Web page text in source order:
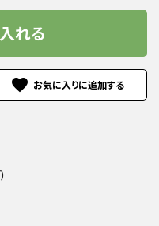
れる
favorite